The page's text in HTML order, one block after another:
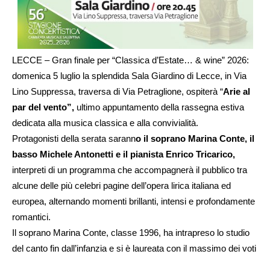
LECCE – Gran finale per “Classica d’Estate… & wine” 2026:
domenica 5 luglio la splendida Sala Giardino di Lecce, in Via
Lino Suppressa, traversa di Via Petraglione, ospiterà “Arie al
par del vento”, ultimo appuntamento della rassegna estiva
dedicata alla musica classica e alla convivialità.
Protagonisti della serata saranno il soprano Marina Conte, il
basso Michele Antonetti e il pianista Enrico Tricarico,
interpreti di un programma che accompagnerà il pubblico tra
alcune delle più celebri pagine dell’opera lirica italiana ed
europea, alternando momenti brillanti, intensi e profondamente
romantici.
Il soprano Marina Conte, classe 1996, ha intrapreso lo studio
del canto fin dall’infanzia e si è laureata con il massimo dei voti